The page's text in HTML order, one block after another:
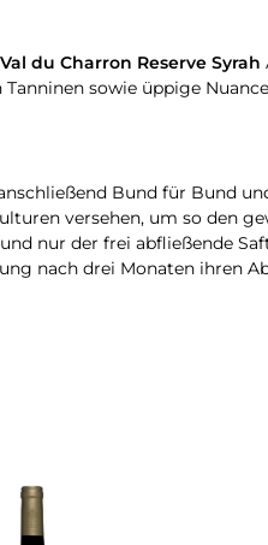
Val du Charron Reserve Syrah
sowie üppige
Bund für Bund
versehen, um so den
nur der frei abfließende
nach drei Monaten ihren